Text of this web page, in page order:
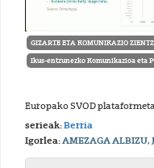
GIZARTE ETA KOMUNIKAZIO
Ikus-entzunezko Komunikazioa eta
Europako SVOD
serieak:Berria
Igorlea:AMEZAGA ALBIZU,